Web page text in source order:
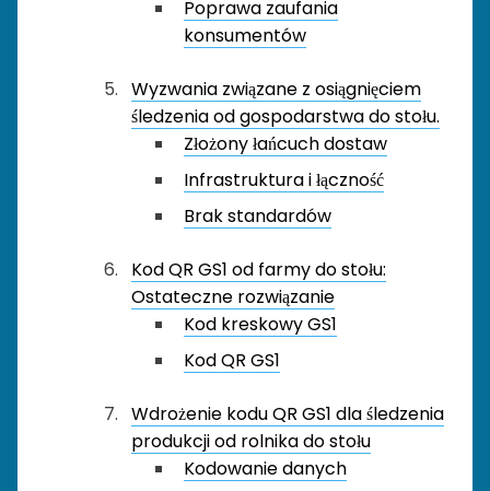
Poprawa zaufania
konsumentów
Wyzwania związane z osiągnięciem
śledzenia od gospodarstwa do stołu.
Złożony łańcuch dostaw
Infrastruktura i łączność
Brak standardów
Kod QR GS1 od farmy do stołu:
Ostateczne rozwiązanie
Kod kreskowy GS1
Kod QR GS1
Wdrożenie kodu QR GS1 dla śledzenia
produkcji od rolnika do stołu
Kodowanie danych